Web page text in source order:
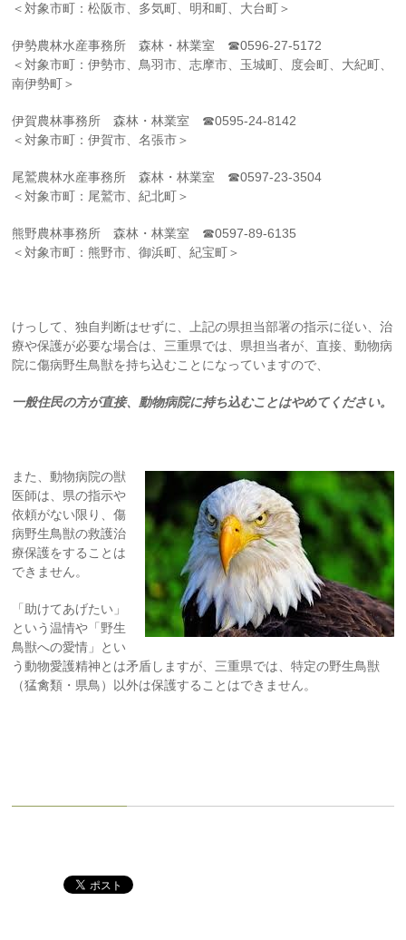
＜対象市町：松阪市、多気町、明和町、大台町＞
伊勢農林水産事務所 森林・林業室 ☎0596-27-5172
＜対象市町：伊勢市、鳥羽市、志摩市、玉城町、度会町、大紀町、
南伊勢町＞
伊賀農林事務所 森林・林業室 ☎0595-24-8142
＜対象市町：伊賀市、名張市＞
尾鷲農林水産事務所 森林・林業室 ☎0597-23-3504
＜対象市町：尾鷲市、紀北町＞
熊野農林事務所 森林・林業室 ☎0597-89-6135
＜対象市町：熊野市、御浜町、紀宝町＞
けっして、独自判断はせずに、上記の県担当部署の指示に従い、治
療や保護が必要な場合は、三重県では、県担当者が、直接、動物病
院に傷病野生鳥獣を持ち込むことになっていますので、
一般住民の方が直接、動物病院に持ち込むことはやめてください。
また、動物病院の獣
医師は、県の指示や
依頼がない限り、傷
病野生鳥獣の救護治
療保護をすることは
できません。
「助けてあげたい」
という温情や「野生
鳥獣への愛情」とい
う動物愛護精神とは矛盾しますが、三重県では、特定の野生鳥獣
（猛禽類・県鳥）以外は保護することはできません。